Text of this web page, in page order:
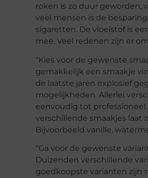
roken is zo duur geworden,
veel mensen is de
sigaretten. De vloeistof is
mee. Veel redenen zijn er
“Kies voor de gewenste
gemakkelijk een smaakje
de laatste jaren explosief
mogelijkheden. Allerlei
eenvoudig tot
verschillende smaakjes laat
Bijvoorbeeld vanille,
“Ga voor de gewenste
Duizenden verschillende
goedkoopste varianten zijn